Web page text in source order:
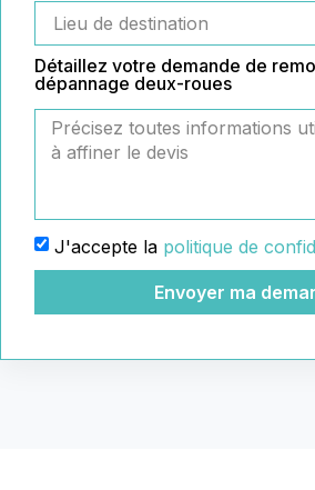
Détaillez votre demande de
dépannage deux-roues
J'accepte la politique de
Envoyer ma